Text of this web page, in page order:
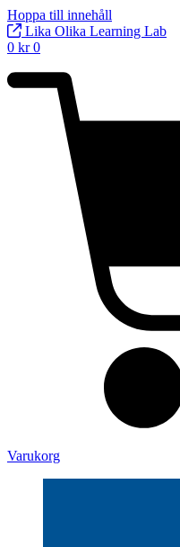
Hoppa till innehåll
Lika Olika Learning Lab
0 kr 0
Varukorg